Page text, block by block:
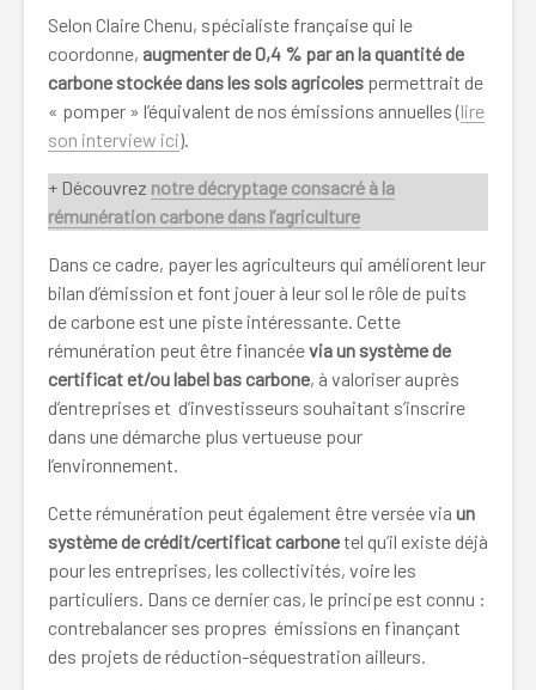
Selon Claire Chenu, spécialiste française qui le
coordonne, augmenter de 0,4 % par an la quantité de
carbone stockée dans les sols agricoles permettrait de
« pomper » l’équivalent de nos émissions annuelles (lire
son interview ici).
+ Découvrez notre décryptage consacré à la
rémunération carbone dans l’agriculture
Dans ce cadre, payer les agriculteurs qui améliorent leur
bilan d’émission et font jouer à leur sol le rôle de puits
de carbone est une piste intéressante. Cette
rémunération peut être financéevia un système de
certificat et/ou label bas carbone, à valoriser auprès
d’entreprises et d’investisseurs souhaitant s’inscrire
dans une démarche plus vertueuse pour
l’environnement.
Cette rémunération peut également être versée via un
système de crédit/certificat carbonetel qu’il existe déjà
pour les entreprises, les collectivités, voire les
particuliers. Dans ce dernier cas, le principe est connu :
contrebalancer ses propres émissions en finançant
des projets de réduction-séquestration ailleurs.